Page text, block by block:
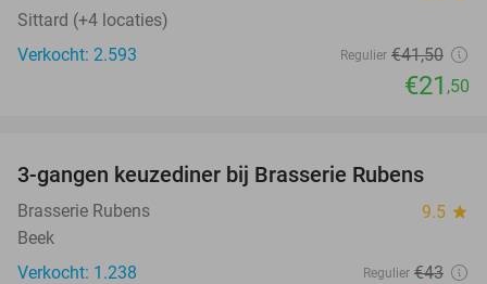
Sittard (+4 locaties)
Verkocht: 2.593
Regulier €41,50
€21 ,50
42%
3-gangen keuzediner bij Brasserie Rubens
Brasserie Rubens 9.5 star
Beek
Verkocht: 1.238
Regulier €43